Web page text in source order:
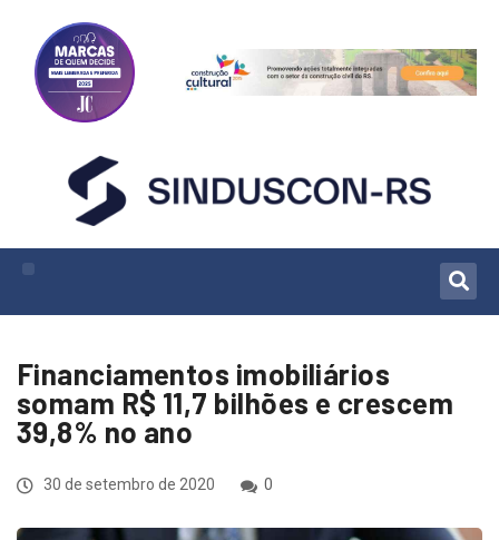
Financiamentos imobiliários
somam R$ 11,7 bilhões e crescem
39,8% no ano
30 de setembro de 2020 0